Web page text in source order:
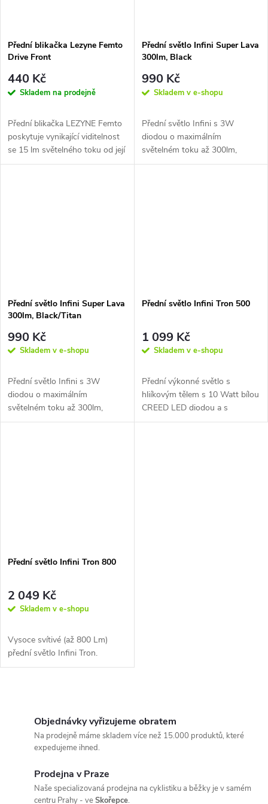
Přední blikačka Lezyne Femto
Drive Front
440 Kč
Skladem na prodejně
Přední blikačka LEZYNE Femto
poskytuje vynikající viditelnost
se 15 lm světelného toku od její
jedné bílé diody.
Přední světlo Infini Super Lava
300lm, Black
990 Kč
Skladem v e-shopu
Přední světlo Infini s 3W
diodou o maximálním
světelném toku až 300lm,
dobíjecí přes USB.
Přední světlo Infini Super Lava
300lm, Black/Titan
990 Kč
Skladem v e-shopu
Přední světlo Infini s 3W
diodou o maximálním
světelném toku až 300lm,
dobíjecí přes USB.
Přední světlo Infini Tron 500
1 099 Kč
Skladem v e-shopu
Přední výkonné světlo s
hliíkovým tělem s 10 Watt bílou
CREED LED diodou a s
integrovaným držákem na
Přední světlo Infini Tron 800
2 049 Kč
Skladem v e-shopu
Vysoce svítivé (až 800 Lm)
přední světlo Infini Tron.
Objednávky vyřizujeme obratem
Na prodejně máme skladem více než 15.000 produktů, které
expedujeme ihned.
Prodejna v Praze
Naše specializovaná prodejna na cyklistiku a běžky je v samém
centru Prahy - veSkořepce.